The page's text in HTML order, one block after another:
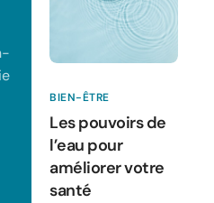
BIEN-ÊTRE
Les pouvoirs de
l’eau pour
améliorer votre
santé